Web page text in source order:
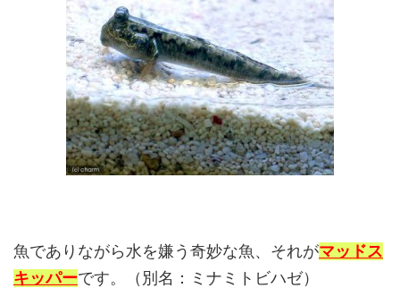
魚でありながら水を嫌う奇妙な魚、それがマッドス
キッパーです。（別名：ミナミトビハゼ）